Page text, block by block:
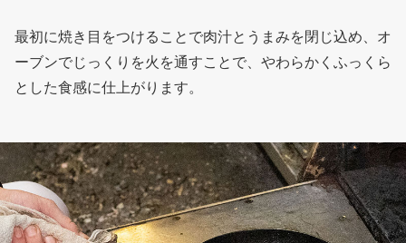
最初に焼き目をつけることで肉汁とうまみを閉じ込め、オ
ーブンでじっくりを火を通すことで、やわらかくふっくら
とした食感に仕上がります。